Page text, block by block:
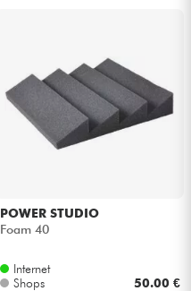
POWER STUDIO
Foam 40
Internet
Shops
50.00 €